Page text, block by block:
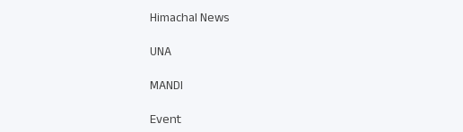
Himachal News
UNA
MANDI
Event